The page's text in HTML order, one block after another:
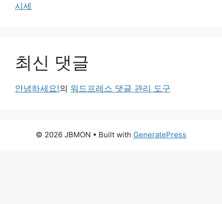
시세
최신 댓글
안녕하세요!의 워드프레스 댓글 관리 도구
© 2026 JBMON • Built with GeneratePress